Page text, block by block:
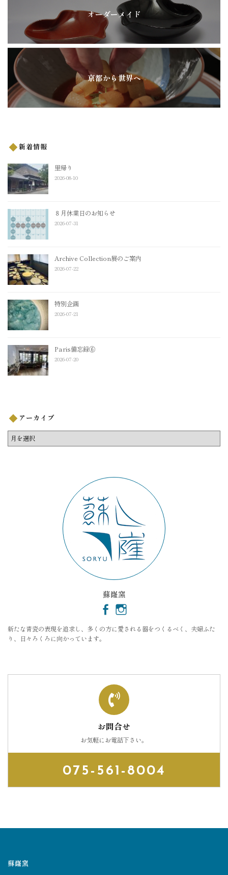
オーダーメイド
京都から世界へ
新着情報
里帰り
2026-08-10
８月休業日のお知らせ
2026-07-31
Archive Collection展のご案内
2026-07-22
特別企画
2026-07-21
Paris備忘録⑥
2026-07-20
アーカイブ
ア
ー
蘇嶐窯
新たな青瓷の表現を追求し、多くの方に愛される器をつくるべく、夫婦ふた
り、日々ろくろに向かっています。
お問合せ
お気軽にお電話下さい。
075-561-8004
蘇嶐窯